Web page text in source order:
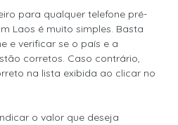
para qualquer telefone pré-
Laos é muito simples. Basta
e verificar se o país e a
corretos. Caso contrário,
na lista exibida ao clicar no
o valor que deseja